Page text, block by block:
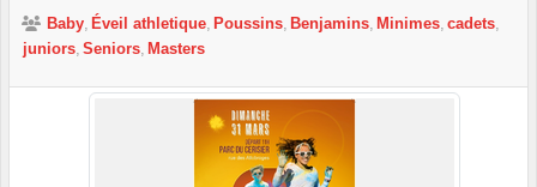
Baby Éveil athletique Poussins Benjamins Minimes cadets
juniors Seniors Masters